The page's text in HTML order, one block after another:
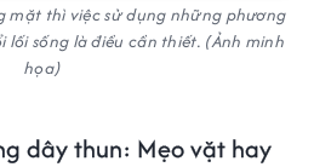
mặt thì việc sử dụng những phương
sống là điều cần thiết. (Ảnh minh
họa)
dây thun: Mẹo vặt hay